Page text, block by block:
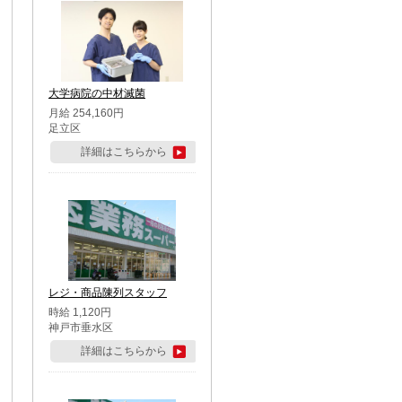
大学病院の中材滅菌
月給 254,160円
足立区
詳細はこちらから
レジ・商品陳列スタッフ
時給 1,120円
神戸市垂水区
詳細はこちらから